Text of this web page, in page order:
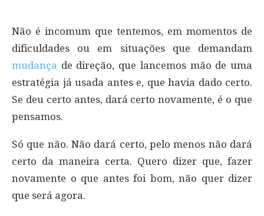
Não é incomum que tentemos, em momentos de
dificuldades ou em situações que demandam
mudança de direção, que lancemos mão de uma
estratégia já usada antes e, que havia dado certo.
Se deu certo antes, dará certo novamente, é o que
pensamos.
Só que não. Não dará certo, pelo menos não dará
certo da maneira certa. Quero dizer que, fazer
novamente o que antes foi bom, não quer dizer
que será agora.